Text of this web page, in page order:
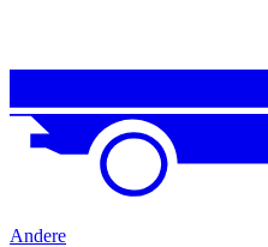
Andere